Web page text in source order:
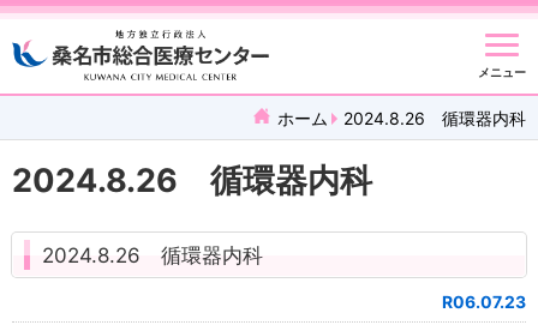
メニュー
ホーム 2024.8.26 循環器内科
2024.8.26 循環器内科
2024.8.26 循環器内科
R06.07.23